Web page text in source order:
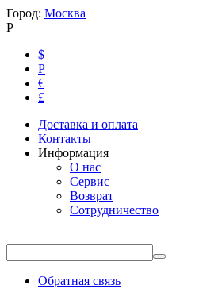
Город: Москва
Р
$
Р
€
£
Доставка и оплата
Контакты
Информация
О нас
Сервис
Возврат
Сотрудничество
Обратная связь